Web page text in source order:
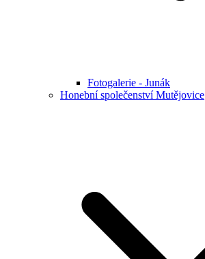
Fotogalerie - Junák
Honební společenství Mutějovice